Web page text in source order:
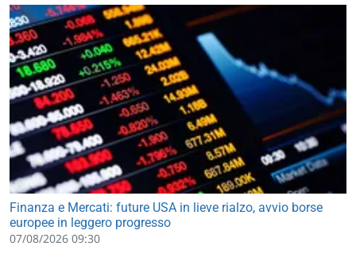
Finanza e Mercati: future USA in lieve rialzo, avvio borse
europee in leggero progresso
07/08/2026 09:30